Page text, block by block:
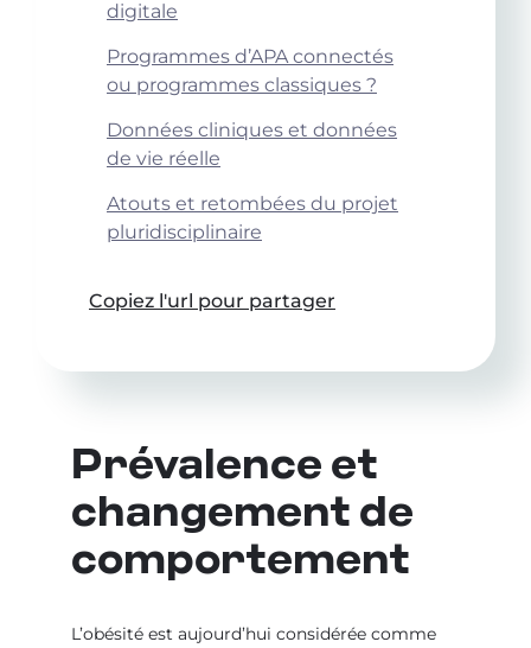
digitale
Programmes d’APA connectés
ou programmes classiques ?
Données cliniques et données
de vie réelle
Atouts et retombées du projet
pluridisciplinaire
Copiez l'url pour partager
Prévalence et
changement de
comportement
L’obésité est aujourd’hui considérée comme